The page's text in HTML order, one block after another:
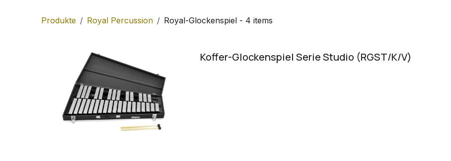
Produkte Royal Percussion Royal-Glockenspiel- 4 items
Koffer-Glockenspiel Serie Studio (RGST/K/V)